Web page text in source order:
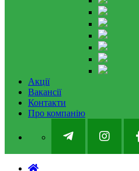
Акції
Вакансії
Контакти
Про компанію